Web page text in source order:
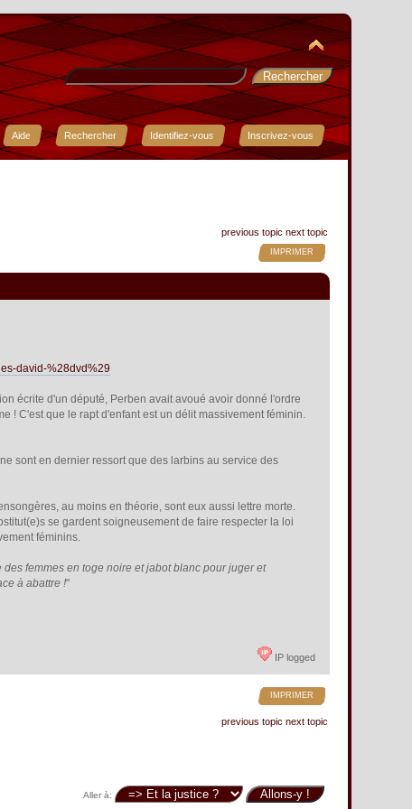
Aide Rechercher Identifiez-vous Inscrivez-vous
previous topic next topic
IMPRIMER
david-%28dvd%29
écrite d'un député, Perben avait avoué avoir donné l'ordre
! C'est que le rapt d'enfant est un délit massivement féminin.
sont en dernier ressort que des larbins au service des
au moins en théorie, sont eux aussi lettre morte.
se gardent soigneusement de faire respecter la loi
féminins.
femmes en toge noire et jabot blanc pour juger et
à abattre !"
IP logged
IMPRIMER
previous topic next topic
Aller à: